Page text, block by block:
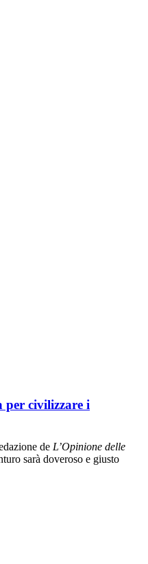
per civilizzare i
de L’Opinione delle
sarà doveroso e giusto